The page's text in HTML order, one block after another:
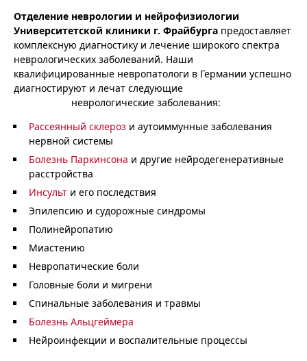
Отделение неврологии и нейрофизиологии
Университетской клиники г. Фрайбурга предоставляет
комплексную диагностику и лечение широкого спектра
неврологических заболеваний. Наши
квалифицированные невропатологи в Германии успешно
диагностируют и лечат следующие
неврологические заболевания:
Рассеянный склероз и аутоиммунные заболевания
нервной системы
Болезнь Паркинсона и другие нейродегенеративные
расстройства
Инсульт и его последствия
Эпилепсию и судорожные синдромы
Полинейропатию
Миастению
Невропатические боли
Головные боли и мигрени
Спинальные заболевания и травмы
Болезнь Альцгеймера
Нейроинфекции и воспалительные процессы